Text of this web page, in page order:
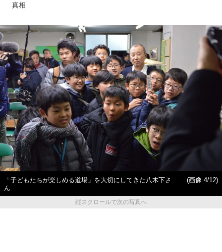
真相
「子どもたちが楽しめる道場」を大切にしてきた八木下さ
ん
(画像 4/12)
縦スクロールで次の写真へ